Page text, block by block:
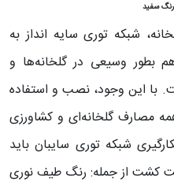
سفید
شبکه توری سایه انداز به
بطور وسیعی در گلخانه‌ها و
با این وجود، نصب و استفاده
مصارف گلخانه‌ای و کشاورزی
شبکه توری سایبان باید
کشت از جمله: رنگ طیف نوری